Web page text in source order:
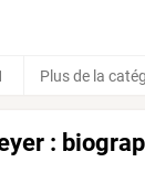
Plus de la
: